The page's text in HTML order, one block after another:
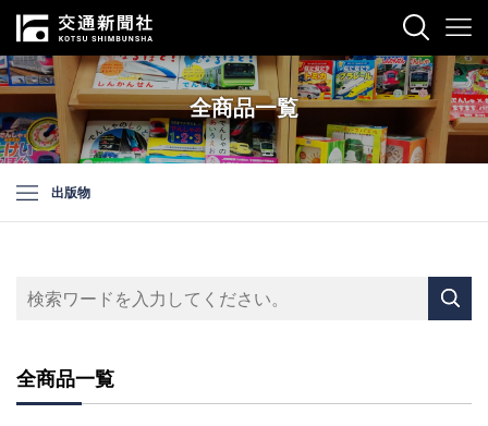
全商品一覧
出版物
全商品一覧